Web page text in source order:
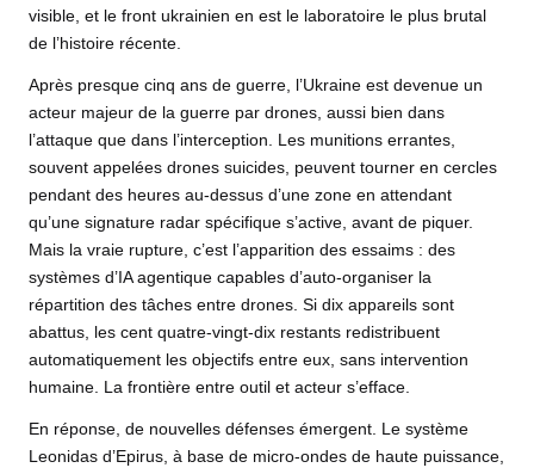
visible, et le front ukrainien en est le laboratoire le plus brutal
de l’histoire récente.
Après presque cinq ans de guerre, l’Ukraine est devenue un
acteur majeur de la guerre par drones, aussi bien dans
l’attaque que dans l’interception. Les munitions errantes,
souvent appelées drones suicides, peuvent tourner en cercles
pendant des heures au-dessus d’une zone en attendant
qu’une signature radar spécifique s’active, avant de piquer.
Mais la vraie rupture, c’est l’apparition des essaims : des
systèmes d’IA agentique capables d’auto-organiser la
répartition des tâches entre drones. Si dix appareils sont
abattus, les cent quatre-vingt-dix restants redistribuent
automatiquement les objectifs entre eux, sans intervention
humaine. La frontière entre outil et acteur s’efface.
En réponse, de nouvelles défenses émergent. Le système
Leonidas d’Epirus, à base de micro-ondes de haute puissance,